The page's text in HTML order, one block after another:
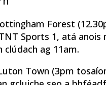
Forest
Sports 1, atá anois
clúdach ag 11am.
Town (3pm